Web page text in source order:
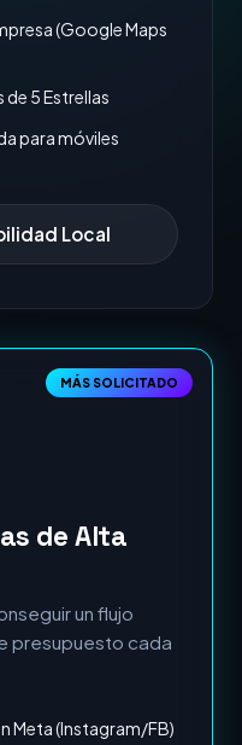
(Google Maps
5 Estrellas
para móviles
Local
MÁS SOLICITADO
de Alta
un flujo
presupuesto cada
Meta (Instagram/FB)